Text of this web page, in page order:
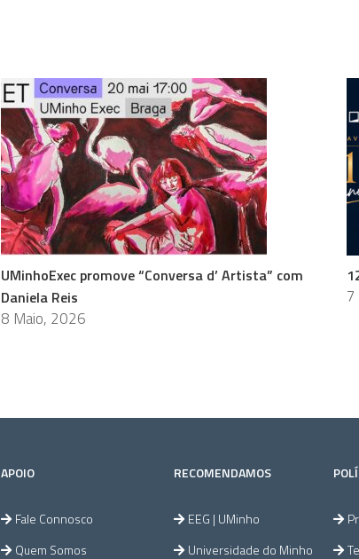
UMinhoExec promove “Conversa d’ Artista” com
Daniela Reis
8 Maio, 2026
APOIO
Fale Connosco
Quem Somos
RECOMENDAMOS
EEG | UMinho
Universidade do Minho